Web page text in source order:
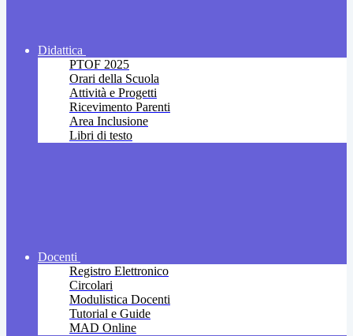
Didattica
PTOF 2025
Orari della Scuola
Attività e Progetti
Ricevimento Parenti
Area Inclusione
Libri di testo
Docenti
Registro Elettronico
Circolari
Modulistica Docenti
Tutorial e Guide
MAD Online